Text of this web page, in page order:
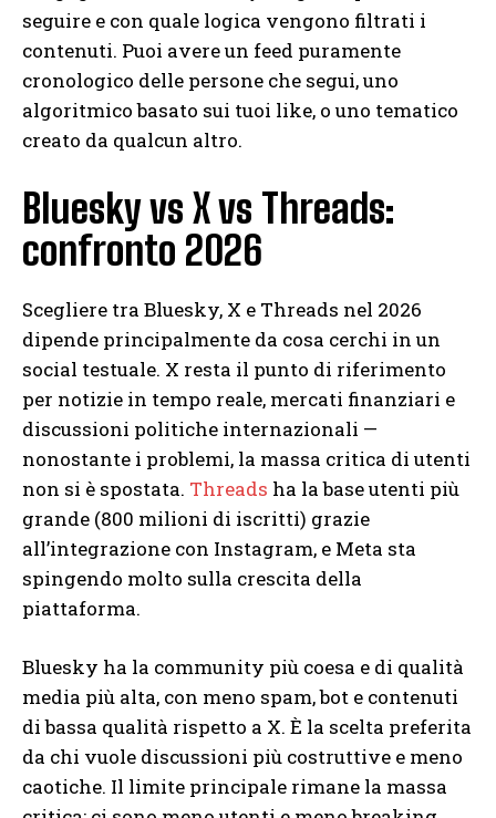
seguire e con quale logica vengono filtrati i
contenuti. Puoi avere un feed puramente
cronologico delle persone che segui, uno
algoritmico basato sui tuoi like, o uno tematico
creato da qualcun altro.
Bluesky vs X vs Threads:
confronto 2026
Scegliere tra Bluesky, X e Threads nel 2026
dipende principalmente da cosa cerchi in un
social testuale. X resta il punto di riferimento
per notizie in tempo reale, mercati finanziari e
discussioni politiche internazionali —
nonostante i problemi, la massa critica di utenti
non si è spostata. Threads ha la base utenti più
grande (800 milioni di iscritti) grazie
all’integrazione con Instagram, e Meta sta
spingendo molto sulla crescita della
piattaforma.
Bluesky ha la community più coesa e di qualità
media più alta, con meno spam, bot e contenuti
di bassa qualità rispetto a X. È la scelta preferita
da chi vuole discussioni più costruttive e meno
caotiche. Il limite principale rimane la massa